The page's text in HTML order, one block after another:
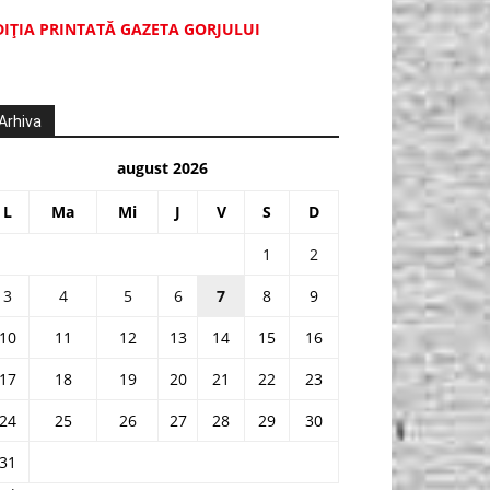
PRINTATĂ GAZETA GORJULUI
august 2026
L Ma Mi J V S D
1
2
3
4 5 6 7 8
9
11 12 13 14 15
16
18 19 20 21 22
23
25 26 27 28 29
30